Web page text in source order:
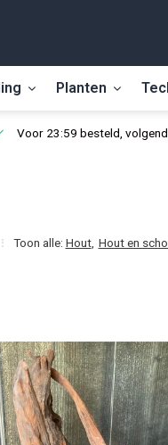
Planten
Voor 23:59 besteld,
Toon alle: Hout, Hout en